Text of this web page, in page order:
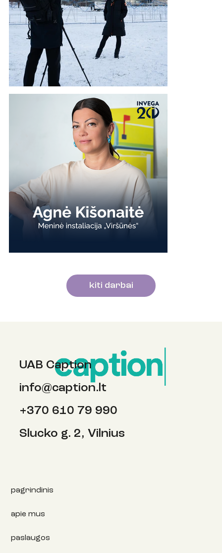
kiti darbai
UAB Caption
info@caption.lt
+370 610 79 990
Slucko g. 2, Vilnius
pagrindinis
apie mus
paslaugos